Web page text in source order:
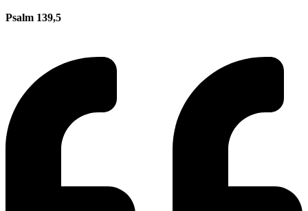
Psalm 139,5